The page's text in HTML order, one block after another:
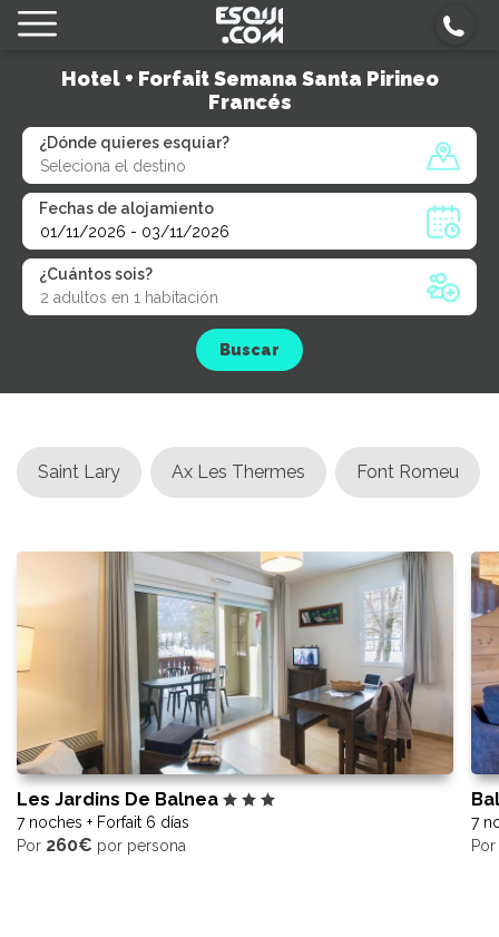
Hotel + Forfait Semana Santa Pirineo
Francés
¿Dónde quieres esquiar?
Fechas de alojamiento
¿Cuántos sois?
Buscar
Saint Lary Ax Les Thermes Font Romeu
Les Jardins De Balnea
7 noches + Forfait 6 días
Por 260€ por persona
7
Por